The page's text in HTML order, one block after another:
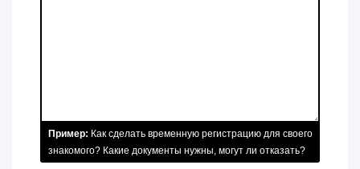
Пример: Как сделать временную регистрацию для своего
знакомого? Какие документы нужны, могут ли отказать?